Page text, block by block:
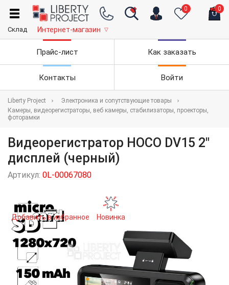
0 0
Склад Интернет-магазин ▽
Прайс-лист Как заказать
Контакты Войти
Liberty Project
Электроника и сопутствующие товары
Камеры, видеорегистраторы, веб камеры, стабилизаторы, проекторы,
фоторамки
Видеорегистратор HOCO DV15 2"
дисплей (черный)
Артикул: 0L-00067080
Добавить в избранное Новинка